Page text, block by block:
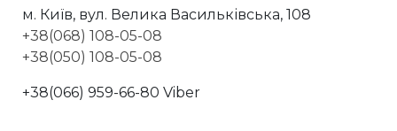
м. Київ, вул. Велика Васильківська, 108
+38(068) 108-05-08
+38(050) 108-05-08
+38(066) 959-66-80 Viber